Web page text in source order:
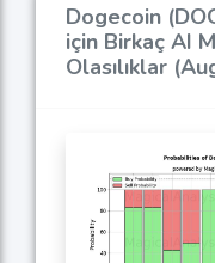
Dogecoin
için Birkaç AI
Olasılıklar